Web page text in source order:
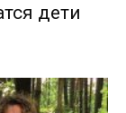
дети